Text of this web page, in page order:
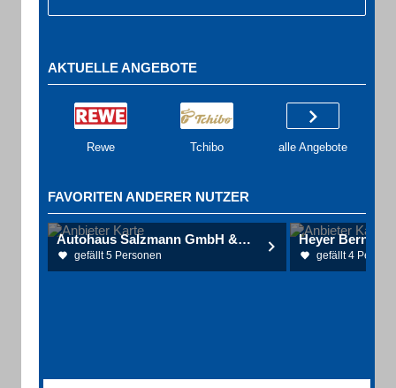
AKTUELLE ANGEBOTE
Rewe Tchibo alle Angebote
FAVORITEN ANDERER NUTZER
Autohaus Salzmann GmbH & Co.
gefällt 5 Personen
Heyer Bernd
gefällt 4